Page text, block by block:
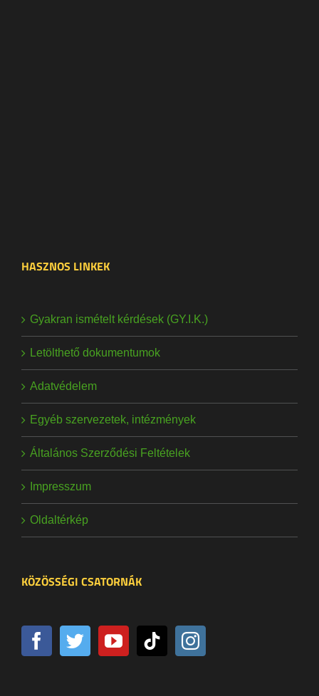
HASZNOS LINKEK
Gyakran ismételt kérdések (GY.I.K.)
Letölthető dokumentumok
Adatvédelem
Egyéb szervezetek, intézmények
Általános Szerződési Feltételek
Impresszum
Oldaltérkép
KÖZÖSSÉGI CSATORNÁK